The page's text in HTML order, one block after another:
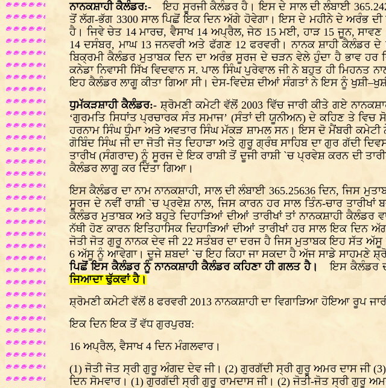
ਨਾਨਕਸ਼ਾਹੀ ਕੈਲੰਡਰ:- ਇਹ ਸੂਰਜੀ ਕੈਲੰਡਰ ਹੈ। ਇਸ ਦੇ ਸਾਲ ਦੀ ਲੰਬਾਈ
ਤੋਂ ਲੱਗ-ਭੱਗ 3300 ਸਾਲ ਪਿਛੋਂ ਇਕ ਦਿਨ ਅੱਗੇ ਹੋਵੇਗਾ। ਇਸ ਦੇ ਮਹੀਨੇ ਦੇ ਅਰੰਭ ਦੀ
ਹੈ। ਜਿਵੇ ਚੇਤ 14 ਮਾਰਚ, ਵੈਸਾਖ 14 ਅਪ੍ਰੈਲ, ਜੇਠ 15 ਮਈ, ਹਾੜ 15 ਜੂਨ,
14 ਦਸੰਬਰ, ਮਾਘ 13 ਜਨਵਰੀ ਅਤੇ ਫੱਗਣ 12 ਫਰਵਰੀ। ਨਾਨਕ ਸ਼ਾਹੀ ਕੈਲੰਡਰ
ਬਿਕ੍ਰਮੀ ਕੈਲੰਡਰ ਮੁਤਾਬਕ ਦਿਨ ਦਾ ਅਰੰਭ ਸੂਰਜ ਦੇ ਚੜਨ ਵੇਲੇ ਹੁੰਦਾ ਹੈ ਭਾਵ
ਕਨੇਡਾ ਨਿਵਾਸੀ ਸਿੱਖ ਵਿਦਵਾਨ ਸ. ਪਾਲ ਸਿੰਘ ਪੁਰੇਵਾਲ ਜੀ ਨੇ ਬਹੁਤ ਹੀ
ਇਹ ਕੈਲੰਡਰ ਲਾਗੂ ਕੀਤਾ ਗਿਆ ਸੀ। ਦੇਸ-ਵਿਦੇਸ਼ ਦੀਆਂ ਸੰਗਤਾਂ ਨੇ ਇਸ ਨੂੰ
ਧੁਮੱਕੜਸ਼ਾਹੀ ਕੈਲੰਡਰ:-ਸ਼੍ਰੋਮਣੀ ਕਮੇਟੀ ਵੱਲੋਂ 2003 ਵਿੱਚ ਜਾਰੀ ਕੀਤੇ ਗਏ
‘ਗੁਰਮਤਿ ਸਿਧਾਂਤ ਪ੍ਰਚਾਰਕ ਸੰਤ ਸਮਾਜ’ (ਸੰਤਾਂ ਦੀ ਯੂਨੀਅਨ) ਦੇ ਕਹਿਣ ਤੇ
ਹਰਨਾਮ ਸਿੰਘ ਧੁੰਮਾ ਅਤੇ ਅਵਤਾਰ ਸਿੰਘ ਮੱਕੜ ਸ਼ਾਮਲ ਸਨ। ਇਸ ਦੋ ਮੈਂਬਰੀ ਕਮੇਟੀ
ਗੋਬਿੰਦ ਸਿੰਘ ਜੀ ਦਾ ਜੋਤੀ ਜੋਤ ਦਿਹਾੜਾ ਅਤੇ ਗੁਰੂ ਗ੍ਰੰਥ ਸਾਹਿਬ ਦਾ ਗੁਰ ਗੱਦੀ
ਤਾਰੀਖ (ਸੰਗਰਾਦ) ਨੂੰ ਸੂਰਜ ਦੇ ਇਕ ਰਾਸ਼ੀ ਤੋਂ ਦੂਜੀ ਰਾਸ਼ੀ `ਚ ਪ੍ਰਵੇਸ਼ ਕਰਨ ਦੀ
ਕੈਲੰਡਰ ਲਾਗੂ ਕਰ ਦਿੱਤਾ ਗਿਆ।
ਇਸ ਕੈਲੰਡਰ ਦਾ ਨਾਮ ਨਾਨਕਸ਼ਾਹੀ, ਸਾਲ ਦੀ ਲੰਬਾਈ 365.25636 ਦਿਨ, ਜਿਸ
ਸੂਰਜ ਦੇ ਨਵੀਂ ਰਾਸ਼ੀ `ਚ ਪ੍ਰਵੇਸ਼ ਨਾਲ, ਜਿਸ ਕਾਰਨ ਹਰ ਸਾਲ ਤਿੰਨ-ਚਾਰ
ਕੈਲੰਡਰ ਮੁਤਾਬਕ ਅਤੇ ਬਹੁਤੇ ਦਿਹਾੜਿਆਂ ਦੀਆਂ ਤਾਰੀਖਾਂ ਤਾਂ ਨਾਨਕਸ਼ਾਹੀ
ਨੱਥੀ ਹੋਣ ਕਾਰਨ ਇਤਿਹਾਸਿਕ ਦਿਹਾੜਿਆਂ ਦੀਆਂ ਤਾਰੀਖਾਂ ਹਰ ਸਾਲ ਇਕ ਦਿਨ
ਜੋਤੀ ਜੋਤ ਗੁਰੂ ਨਾਨਕ ਦੇਵ ਜੀ 22 ਸਤੰਬਰ ਦਾ ਦਰਜ ਹੈ ਜਿਸ ਮੁਤਾਬਕ ਇਹ ਸੱਤ
6 ਅੱਸੂ ਨੂੰ ਆਵੇਗਾ। ਦੂਜੇ ਸ਼ਬਦਾਂ `ਚ ਇਹ ਕਿਹਾ ਜਾ ਸਕਦਾ ਹੈ ਅੱਜ ਸਾਡੇ ਸਾਹਮਣੇ
ਪਿਛੋਂ ਇਸ ਕੈਲੰਡਰ ਨੂੰ ਨਾਨਕਸ਼ਾਹੀ ਕੈਲੰਡਰ ਕਹਿਣਾ ਹੀ ਗਲਤ ਹੈ।ਇਸ ਕੈਲੰਡਰ
ਜਿਆਦਾ ਢੁੱਕਵਾਂ ਹੈ।
ਸ਼੍ਰੋਮਣੀ ਕਮੇਟੀ ਵੱਲੋਂ 8 ਫਰਵਰੀ 2013 ਨਾਨਕਸ਼ਾਹੀ ਦਾ ਵਿਗਾੜਿਆ ਹੋਇਆ ਰੂਪ
ਇਕ ਦਿਨ ਇਕ ਤੋਂ ਵੱਧ ਗੁਰਪੁਰਬ:
16 ਅਪ੍ਰੈਲ, ਵੈਸਾਖ 4 ਦਿਨ ਮੰਗਲਵਾਰ।
(1) ਜੋਤੀ ਜੋਤ ਸ੍ਰੀ ਗੁਰੂ ਅੰਗਦ ਦੇਵ ਜੀ। (2) ਗੁਰਗੱਦੀ ਸ੍ਰੀ ਗੁਰੂ ਅਮਰ ਦਾਸ ਜੀ
ਦਿਨ ਸੋਮਵਾਰ। (1) ਗੁਰਗੱਦੀ ਸ੍ਰੀ ਗੁਰੂ ਰਾਮਦਾਸ ਜੀ। (2) ਜੋਤੀ-ਜੋਤ ਸ੍ਰੀ ਗੁਰੂ